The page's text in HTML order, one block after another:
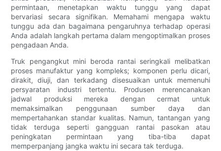
permintaan, menetapkan waktu tunggu yang dapat
bervariasi secara signifikan. Memahami mengapa waktu
tunggu ada dan bagaimana pengaruhnya terhadap operasi
Anda adalah langkah pertama dalam mengoptimalkan proses
pengadaan Anda.
Truk pengangkut mini beroda rantai seringkali melibatkan
proses manufaktur yang kompleks; komponen perlu dicari,
dirakit, diuji, dan terkadang disesuaikan untuk memenuhi
persyaratan industri tertentu. Produsen merencanakan
jadwal produksi mereka dengan cermat untuk
memaksimalkan penggunaan sumber daya dan
mempertahankan standar kualitas. Namun, tantangan yang
tidak terduga seperti gangguan rantai pasokan atau
peningkatan permintaan yang tiba-tiba dapat
memperpanjang jangka waktu ini secara tak terduga.